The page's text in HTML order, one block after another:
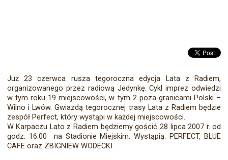
Już 23 czerwca rusza tegoroczna edycja Lata z Radiem,
organizowanego przez radiową Jedynkę. Cykl imprez odwiedzi
w tym roku 19 miejscowości, w tym 2 poza granicami Polski –
Wilno i Lwów. Gwiazdą tegorocznej trasy Lata z Radiem będzie
zespół Perfect, który wystąpi w każdej miejscowości.
W Karpaczu Lato z Radiem będziemy gościć 28 lipca 2007 r. od
godz. 16:00 na Stadionie Miejskim. Wystąpią: PERFECT, BLUE
CAFE oraz ZBIGNIEW WODECKI.